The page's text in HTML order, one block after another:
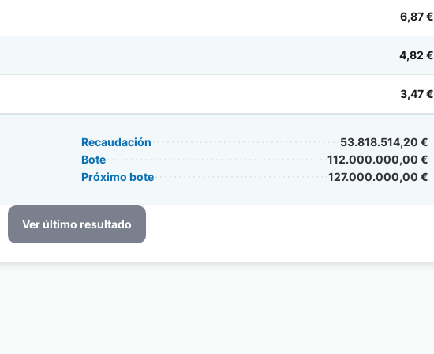
6,87 €
4,82 €
3,47 €
Recaudación
53.818.514,20 €
Bote
112.000.000,00 €
Próximo bote
127.000.000,00 €
Ver último resultado